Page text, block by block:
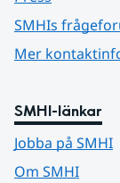
SMHIs
Mer
SMHI-länkar
Jobba på SMHI
Om SMHI